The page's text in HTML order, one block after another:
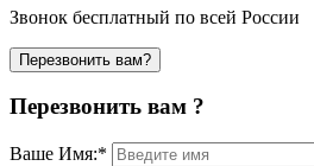
Звонок бесплатный по всей России
Перезвонить вам?
Перезвонить вам ?
Ваше Имя:*